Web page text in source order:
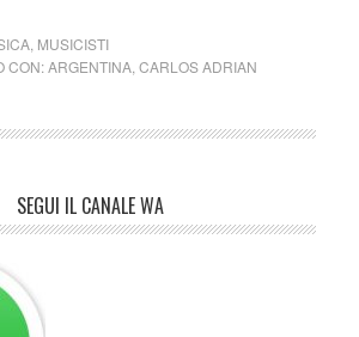
, MUSICISTI
CON:ARGENTINA, CARLOS ADRIAN
SEGUI IL CANALE WA